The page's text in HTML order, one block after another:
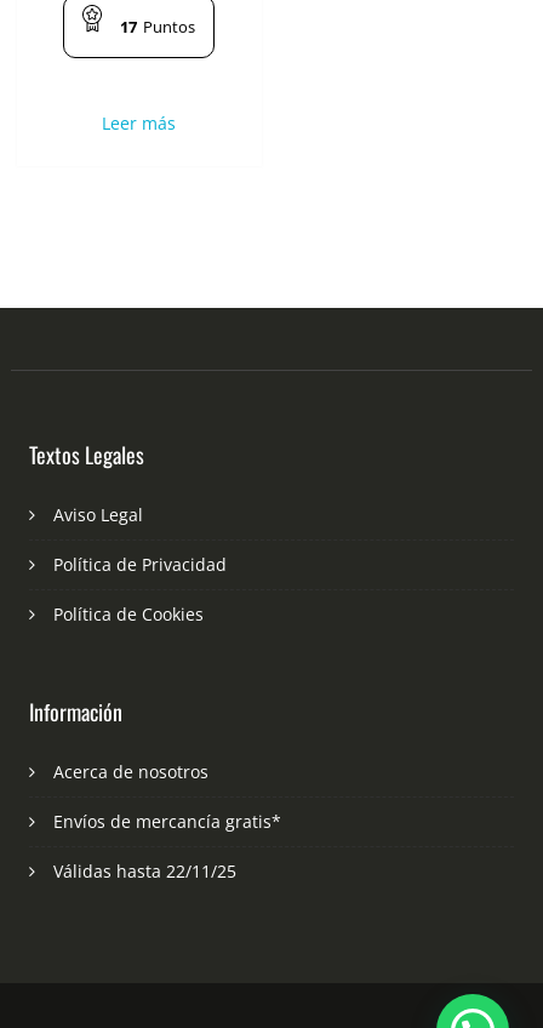
17 Puntos
Leer más
Textos Legales
Aviso Legal
Política de Privacidad
Política de Cookies
Información
Acerca de nosotros
Envíos de mercancía gratis*
Válidas hasta 22/11/25